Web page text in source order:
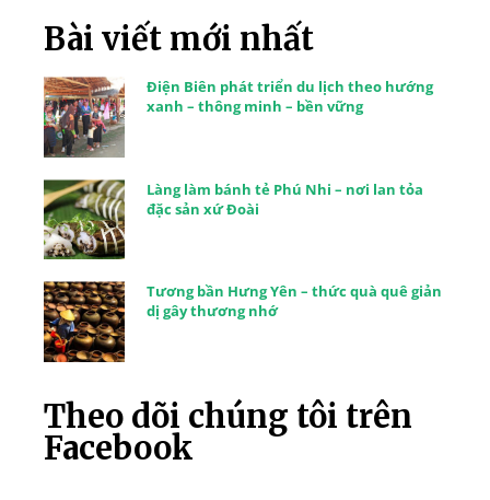
Bài viết mới nhất
Điện Biên phát triển du lịch theo hướng
xanh – thông minh – bền vững
Làng làm bánh tẻ Phú Nhi – nơi lan tỏa
đặc sản xứ Đoài
Tương bần Hưng Yên – thức quà quê giản
dị gây thương nhớ
Theo dõi chúng tôi trên
Facebook